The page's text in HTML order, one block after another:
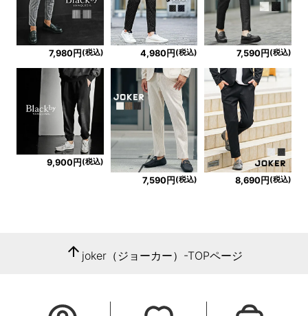
7,980円(税込) 4,980円(税込) 7,590円(税込)
9,900円 (税込)
7,590円(税込) 8,690円(税込)
arrow_upward joker（ジョーカー）-TOPページ